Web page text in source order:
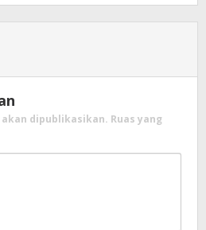
dipublikasikan. Ruas yang